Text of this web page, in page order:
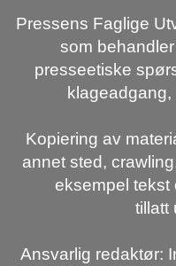
Pressens Faglige
som
presseetiske
klageadgang,
Kopiering av
annet sted,
eksempel tekst
tillatt
Ansvarlig redaktør: